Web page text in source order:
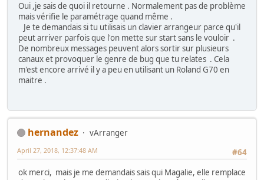
Oui ,je sais de quoi il retourne . Normalement pas de problème
mais vérifie le paramétrage quand même .
Je te demandais si tu utilisais un clavier arrangeur parce qu'il
peut arriver parfois que l'on mette sur start sans le vouloir .
De nombreux messages peuvent alors sortir sur plusieurs
canaux et provoquer le genre de bug que tu relates . Cela
m'est encore arrivé il y a peu en utilisant un Roland G70 en
maitre .
hernandez
vArranger
#64
April 27, 2018, 12:37:48 AM
ok merci, mais je me demandais sais qui Magalie, elle remplace